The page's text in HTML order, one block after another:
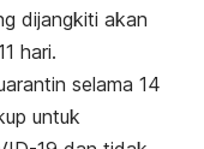
dijangkiti akan
hari.
selama 14
untuk